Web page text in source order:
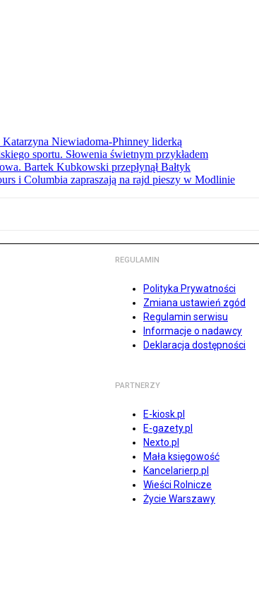
Niewiadoma-Phinney liderką
sportu. Słowenia świetnym przykładem
Bartek Kubkowski przepłynął Bałtyk
i Columbia zapraszają na rajd pieszy w Modlinie
REGULAMIN
Polityka Prywatności
Zmiana ustawień zgód
Regulamin serwisu
Informacje o nadawcy
Deklaracja dostępności
PARTNERZY
E-kiosk.pl
E-gazety.pl
Nexto.pl
Mała księgowość
Kancelarierp.pl
Wieści Rolnicze
Życie Warszawy